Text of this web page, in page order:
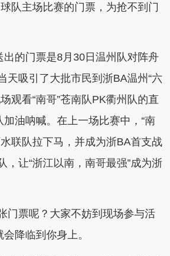
队主场比赛的门票，为抢不到门
的门票是8月30日温州队对阵舟
天吸引了大批市民到浙BA温州“六
观看“南哥”苍南队PK衢州队的直
加油呐喊。在上一场比赛中，“南
联队拉下马，并成为浙BA首支战
，让“浙江以南，南哥最强”成为浙
票呢？大家不妨到现场参与活
降临到你身上。